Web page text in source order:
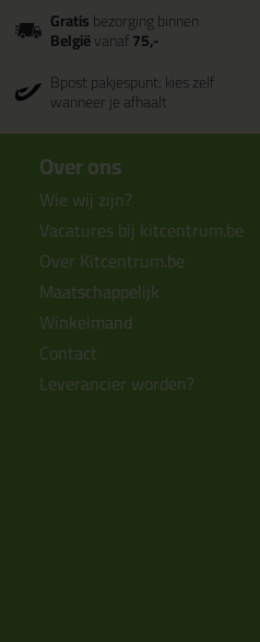
Gratisbezorging binnen
Belgiëvanaf75,-
Bpost pakjespunt: kies zelf
wanneer je afhaalt
Over ons
Wie wij zijn?
Vacatures bij kitcentrum.be
Over Kitcentrum.be
Maatschappelijk
Winkelmand
Contact
Leverancier worden?